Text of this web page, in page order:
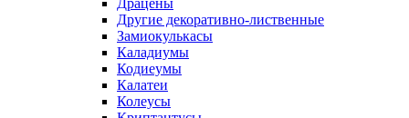
Драцены
Другие декоративно-лиственные
Замиокулькасы
Каладиумы
Кодиеумы
Калатеи
Колеусы